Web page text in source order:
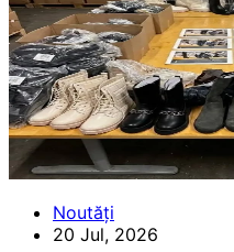
Noutăți
20 Jul, 2026